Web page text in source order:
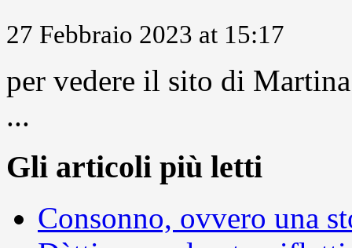
27 Febbraio 2023 at 15:17
per vedere il sito di
...
Gli articoli più letti
Consonno, ovvero una